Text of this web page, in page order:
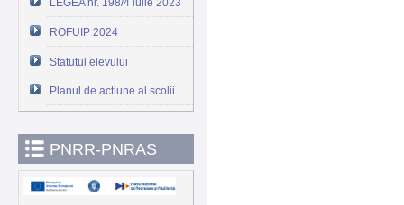
LEGEA nr. 198/4 iulie 2023
ROFUIP 2024
Statutul elevului
Planul de actiune al scolii
PNRR-PNRAS